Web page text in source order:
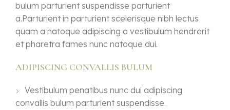
bulum parturient suspendisse parturient
a.Parturient in parturient scelerisque nibh lectus
quam a natoque adipiscing a vestibulum hendrerit
et pharetra fames nunc natoque dui.
ADIPISCING CONVALLIS BULUM
Vestibulum penatibus nunc dui adipiscing
convallis bulum parturient suspendisse.